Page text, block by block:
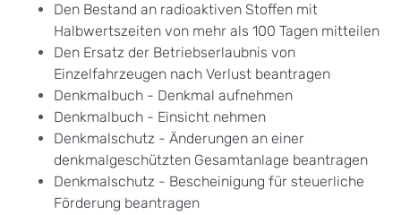
Den Bestand an radioaktiven Stoffen mit
Halbwertszeiten von mehr als 100 Tagen mitteilen
Den Ersatz der Betriebserlaubnis von
Einzelfahrzeugen nach Verlust beantragen
Denkmalbuch - Denkmal aufnehmen
Denkmalbuch - Einsicht nehmen
Denkmalschutz - Änderungen an einer
denkmalgeschützten Gesamtanlage beantragen
Denkmalschutz - Bescheinigung für steuerliche
Förderung beantragen